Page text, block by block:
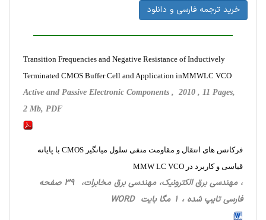
خرید ترجمه فارسی و دانلود
Transition Frequencies and Negative Resistance of Inductively
Terminated CMOS Buffer Cell and Application inMMWLC VCO
Active and Passive Electronic Components , 2010 , 11 Pages,
2 Mb, PDF
فرکانس های انتقال و مقاومت منفی سلول میانگیر CMOS با پایانه
قیاسی و کاربرد در MMW LC VCO
، مهندسی برق الکترونیک، مهندسی برق مخابرات، 39 صفحه
فارسی تایپ شده ، 1 مگا بایت WORD